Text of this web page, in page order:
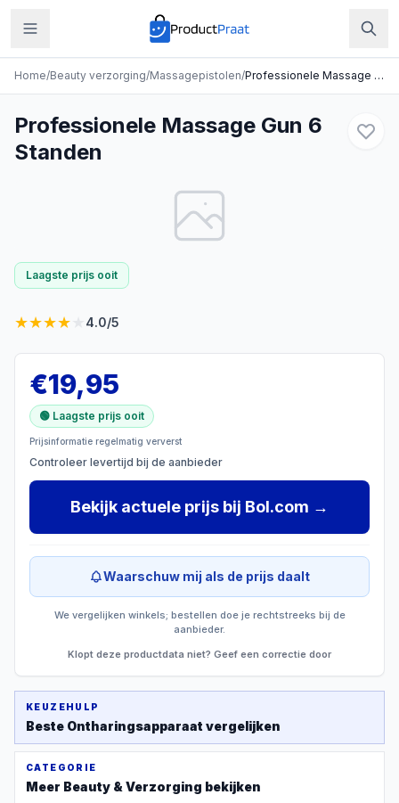
Home/Beauty verzorging/Massagepistolen/ Professionele Massage Gun 6 Standen
Professionele Massage Gun 6
Standen
Laagste prijs ooit
★★★★ 4.0/5
€19,95
🟢 Laagste prijs ooit
Prijsinformatie regelmatig ververst
Controleer levertijd bij de aanbieder
Bekijk actuele prijs bij Bol.com →
Waarschuw mij als de prijs daalt
We vergelijken winkels; bestellen doe je rechtstreeks bij de
aanbieder.
Klopt deze productdata niet? Geef een correctie door
KEUZEHULP
Beste Ontharingsapparaat vergelijken
CATEGORIE
Meer Beauty & Verzorging bekijken